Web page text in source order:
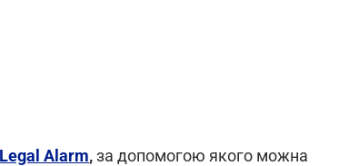
Alarm,за допомогою якого можна